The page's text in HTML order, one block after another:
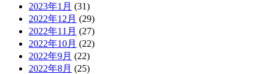
2023年1月 (31)
2022年12月 (29)
2022年11月 (27)
2022年10月 (22)
2022年9月 (22)
2022年8月 (25)